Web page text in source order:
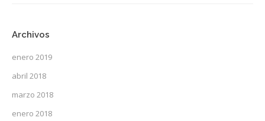
Archivos
enero 2019
abril 2018
marzo 2018
enero 2018